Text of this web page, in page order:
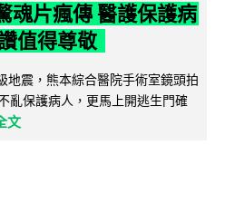
魂片瘋傳 醫護保護病
值得尊敬
地震，熊本綜合醫院手術室鏡頭拍
亂保護病人，更馬上開逃生門確
文